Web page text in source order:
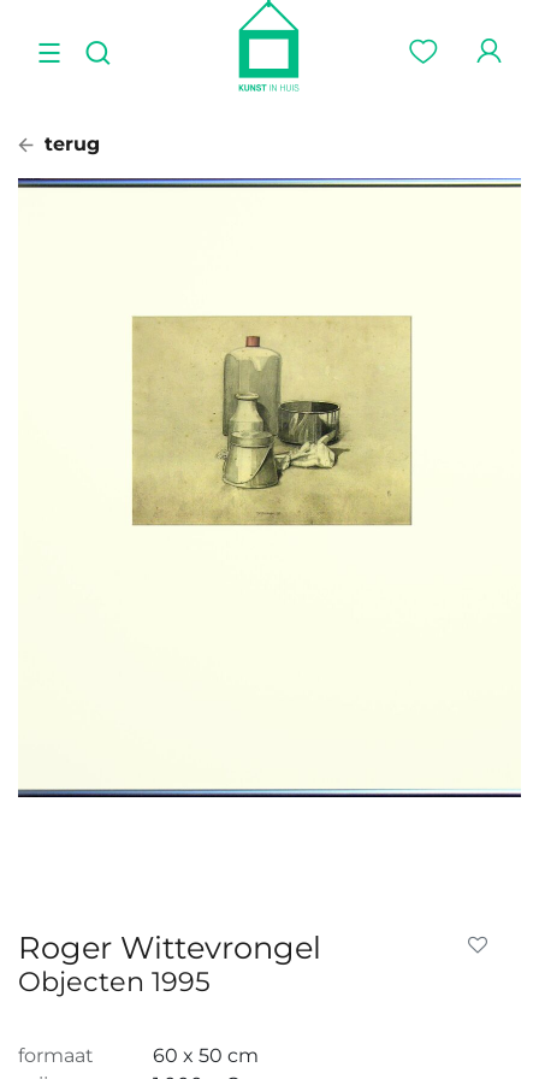
terug
Roger Wittevrongel
Objecten 1995
formaat
60 x 50 cm